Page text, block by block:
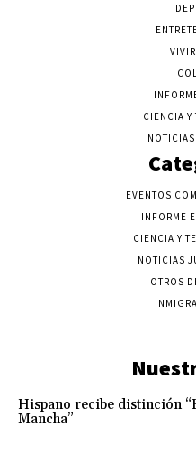
CIENCIA Y
EVENTOS
INFORME
CIENCIA Y
NOTICIAS
OTROS
Hispano recibe distinción
Mancha”